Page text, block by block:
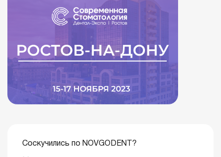
Соскучились по NOVGODENT?